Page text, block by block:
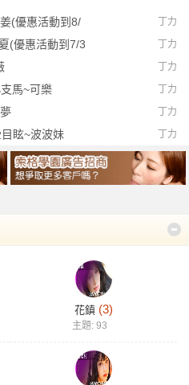
丁力
(優惠活動到8/
丁力
(優惠活動到7/3
丁力
丁力
馬~可樂
丁力
丁力
眩~波波妹
花鎮(3)
主題: 93